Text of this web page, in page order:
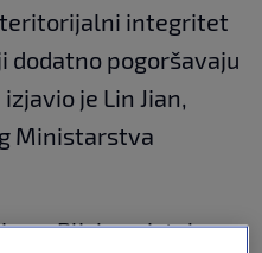
integritet
dodatno pogoršavaju
je Lin Jian,
Ministarstva
na Bliskom istoku